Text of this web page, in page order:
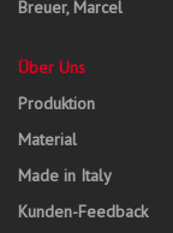
Breuer, Marcel
Über Uns
Produktion
Material
Made in Italy
Kunden-Feedback